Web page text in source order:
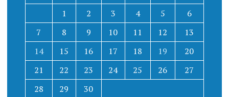
1
2 3 4 5
6
7
8 9 10 11 12
13
14
15 16 17 18 19
20
21
22 23 24 25 26
27
28
29 30